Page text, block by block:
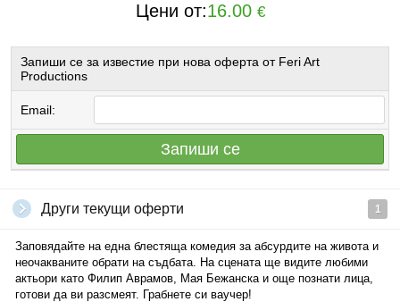
Цени от:16.00 €
Запиши се за известие при нова оферта от Feri Art
Productions
Email:
Запиши се
Други текущи оферти 1
Заповядайте на една блестяща комедия за абсурдите на живота и
неочакваните обрати на съдбата. На сцената ще видите любими
актьори като Филип Аврамов, Мая Бежанска и още познати лица,
готови да ви разсмеят. Грабнете си ваучер!